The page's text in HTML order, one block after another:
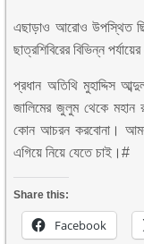
এছাড়াও আরোও উপস্থিত
ছাত্রশিবিরের বিভিন্ন
প্রধান অতিথি মুহাদ্দিস
জালিমের জুলুম থেকে মহান
কোন আচরন করবোনা।
এগিয়ে নিয়ে যেতে চাই।#
Share this:
Facebook